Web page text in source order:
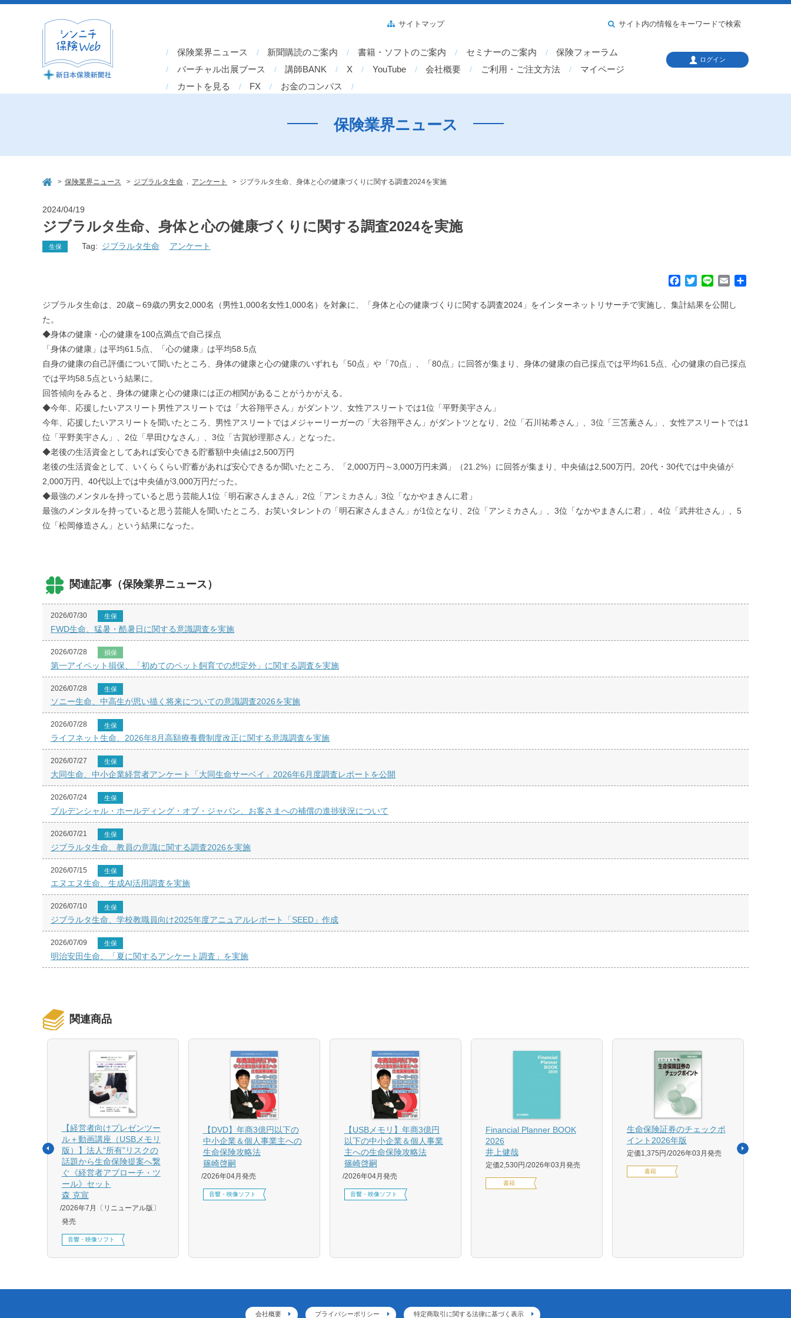
保険業界ニュース 新聞購読のご案内 書籍・ソフトのご案内 セミナーのご案内
保険フォーラム
バーチャル出展ブース
講師BANK X YouTube 会社概要 ご利用・ご注文方法
マイページ
カートを見る
FX お金のコンパス
サイトマップ サイト内の情報をキーワードで検索
ログイン
保険業界ニュース
> 保険業界ニュース > ジブラルタ生命 アンケート > ジブラルタ生命、身体と心の健康づくりに関する調査2024を実施
2024/04/19
ジブラルタ生命、身体と心の健康づくりに関する調査2024を実施
生保 Tag: ジブラルタ生命 アンケート
c
k
i
n
a
ジブラルタ生命は、20歳～69歳の男女2,000名（男性1,000名女性1,000名）を対象に、「身体と心の健康づくりに関する調査2024」をインターネットリサーチで実施し、集計結果を公開し
た。
◆身体の健康・心の健康を100点満点で自己採点
「身体の健康」は平均61.5点、「心の健康」は平均58.5点
自身の健康の自己評価について聞いたところ、身体の健康と心の健康のいずれも「50点」や「70点」、「80点」に回答が集まり、身体の健康の自己採点では平均61.5点、心の健康の自己採点
では平均58.5点という結果に。
回答傾向をみると、身体の健康と心の健康には正の相関があることがうかがえる。
◆今年、応援したいアスリート男性アスリートでは「大谷翔平さん」がダントツ、女性アスリートでは1位「平野美宇さん」
今年、応援したいアスリートを聞いたところ、男性アスリートではメジャーリーガーの「大谷翔平さん」がダントツとなり、2位「石川祐希さん」、3位「三笘薫さん」、女性アスリートでは1
位「平野美宇さん」、2位「早田ひなさん」、3位「古賀紗理那さん」となった。
◆老後の生活資金としてあれば安心できる貯蓄額中央値は2,500万円
老後の生活資金として、いくらくらい貯蓄があれば安心できるか聞いたところ、「2,000万円～3,000万円未満」（21.2%）に回答が集まり、中央値は2,500万円。20代・30代では中央値が
2,000万円、40代以上では中央値が3,000万円だった。
◆最強のメンタルを持っていると思う芸能人1位「明石家さんまさん」2位「アンミカさん」3位「なかやまきんに君」
最強のメンタルを持っていると思う芸能人を聞いたところ、お笑いタレントの「明石家さんまさん」が1位となり、2位「アンミカさん」、3位「なかやまきんに君」、4位「武井壮さん」、5
位「松岡修造さん」という結果になった。
関連記事（保険業界ニュース）
2026/07/30 生保
FWD生命、猛暑・酷暑日に関する意識調査を実施
2026/07/28 損保
第一アイペット損保、「初めてのペット飼育での想定外」に関する調査を実施
2026/07/28 生保
ソニー生命、中高生が思い描く将来についての意識調査2026を実施
2026/07/28 生保
ライフネット生命、2026年8月高額療養費制度改正に関する意識調査を実施
2026/07/27 生保
大同生命、中小企業経営者アンケート「大同生命サーベイ」2026年6月度調査レポートを公開
2026/07/24 生保
プルデンシャル・ホールディング・オブ・ジャパン、お客さまへの補償の進捗状況について
2026/07/21 生保
ジブラルタ生命、教員の意識に関する調査2026を実施
2026/07/15 生保
エヌエヌ生命、生成AI活用調査を実施
2026/07/10 生保
ジブラルタ生命、学校教職員向け2025年度アニュアルレポート「SEED」作成
2026/07/09 生保
明治安田生命、「夏に関するアンケート調査」を実施
関連商品
【経営者向けプレゼンツー
ル＋動画講座（USBメモリ
版）】法人“所有”リスクの
話題から生命保険提案へ繋
ぐ《経営者アプローチ・ツ
ール》セット
森 克宣
2026年7月〔リニューアル版〕
発売
音響・映像ソフト
【DVD】年商3億円以下の
中小企業＆個人事業主への
生命保険攻略法
篠崎啓嗣
2026年04月発売
音響・映像ソフト
【USBメモリ】年商3億円
以下の中小企業＆個人事業
主への生命保険攻略法
篠崎啓嗣
2026年04月発売
音響・映像ソフト
Financial Planner BOOK
2026
井上健哉
定価2,530円 2026年03月発売
書籍
生命保険証券のチェックポ
イント2026年版
定価1,375円 2026年03月発売
書籍
会社概要 プライバシーポリシー 特定商取引に関する法律に基づく表示